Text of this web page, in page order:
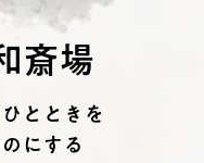
斎場
とときを
にする